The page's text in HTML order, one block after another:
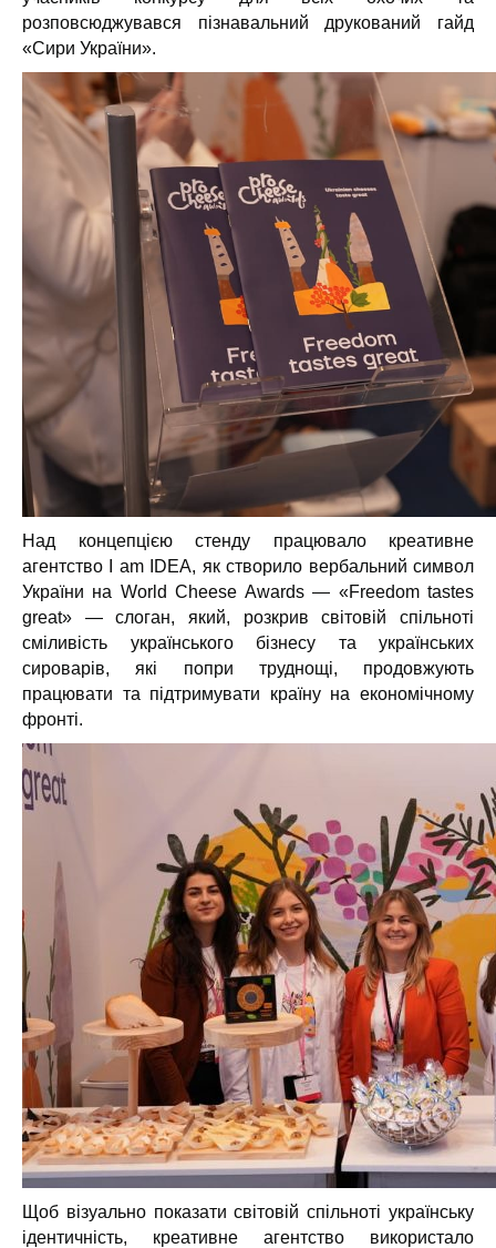
розповсюджувався пізнавальний друкований гайд
«Сири України».
Над концепцією стенду працювало креативне
агентство I am IDEA, як створило вербальний символ
України на World Cheese Awards — «Freedom tastes
great» — слоган, який, розкрив світовій спільноті
сміливість українського бізнесу та українських
сироварів, які попри труднощі, продовжують
працювати та підтримувати країну на економічному
фронті.
Щоб візуально показати світовій спільноті українську
ідентичність, креативне агентство використало